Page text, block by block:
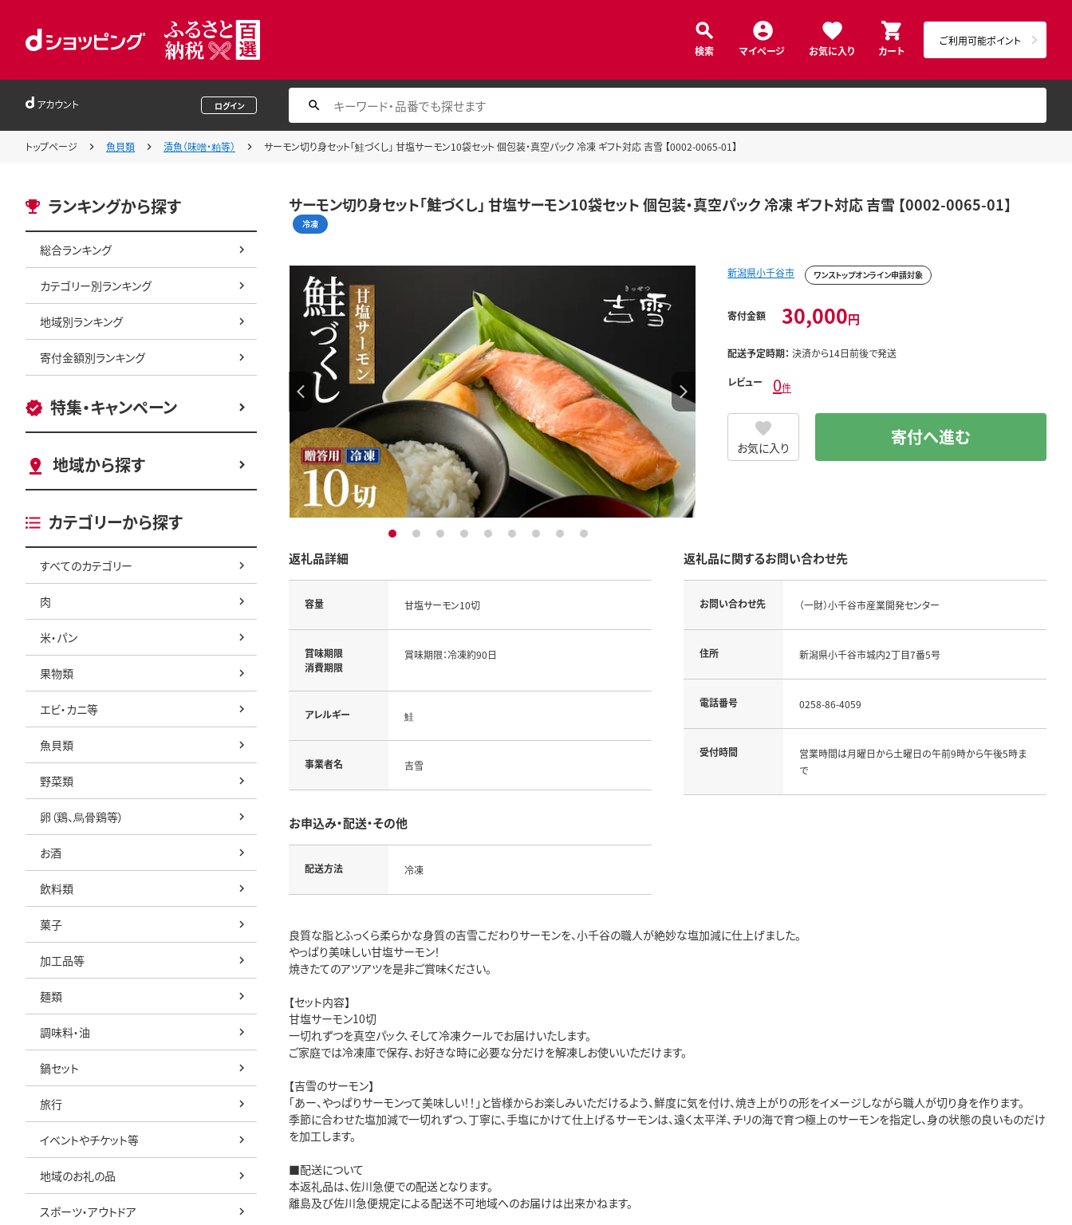
検索 マイページ お気に入り カート
ご利用可能ポイント
アカウント ログイン
トップページ 魚貝類 漬魚（味噌・粕等） サーモン切り身セット「鮭づくし」 甘塩サーモン10袋セット 個包装・真空パック 冷凍 ギフト対応 吉雪 【0002-0065-01】
ランキングから探す
総合ランキング
カテゴリー別ランキング
地域別ランキング
寄付金額別ランキング
特集・キャンペーン
地域から探す
カテゴリーから探す
すべてのカテゴリー
肉
米・パン
果物類
エビ・カニ等
魚貝類
野菜類
卵（鶏、烏骨鶏等）
お酒
飲料類
菓子
加工品等
麺類
調味料・油
鍋セット
旅行
イベントやチケット等
地域のお礼の品
スポーツ・アウトドア
サーモン切り身セット「鮭づくし」 甘塩サーモン10袋セット 個包装・真空パック 冷凍 ギフト対応 吉雪 【0002-0065-01】
冷凍
1 2 3 4 5 6 7 8 9
新潟県小千谷市 ワンストップオンライン申請対象
寄付金額 30,000円
配送予定時期： 決済から14日前後で発送
レビュー 0件
お気に入り 寄付へ進む
返礼品詳細
容量 甘塩サーモン10切
賞味期限
消費期限
賞味期限：冷凍約90日
アレルギー 鮭
事業者名 吉雪
お申込み・配送・その他
配送方法 冷凍
返礼品に関するお問い合わせ先
お問い合わせ先 （一財）小千谷市産業開発センター
住所 新潟県小千谷市城内2丁目7番5号
電話番号 0258-86-4059
受付時間
営業時間は月曜日から土曜日の午前9時から午後5時ま
で
良質な脂とふっくら柔らかな身質の吉雪こだわりサーモンを、小千谷の職人が絶妙な塩加減に仕上げました。
やっぱり美味しい甘塩サーモン！
焼きたてのアツアツを是非ご賞味ください。
【セット内容】
甘塩サーモン10切
一切れずつを真空パック、そして冷凍クールでお届けいたします。
ご家庭では冷凍庫で保存、お好きな時に必要な分だけを解凍しお使いいただけます。
【吉雪のサーモン】
「あー、やっぱりサーモンって美味しい！！」と皆様からお楽しみいただけるよう、鮮度に気を付け、焼き上がりの形をイメージしながら職人が切り身を作ります。
季節に合わせた塩加減で一切れずつ、丁寧に、手塩にかけて仕上げるサーモンは、遠く太平洋、チリの海で育つ極上のサーモンを指定し、身の状態の良いものだけ
を加工します。
■配送について
本返礼品は、佐川急便での配送となります。
離島及び佐川急便規定による配送不可地域へのお届けは出来かねます。